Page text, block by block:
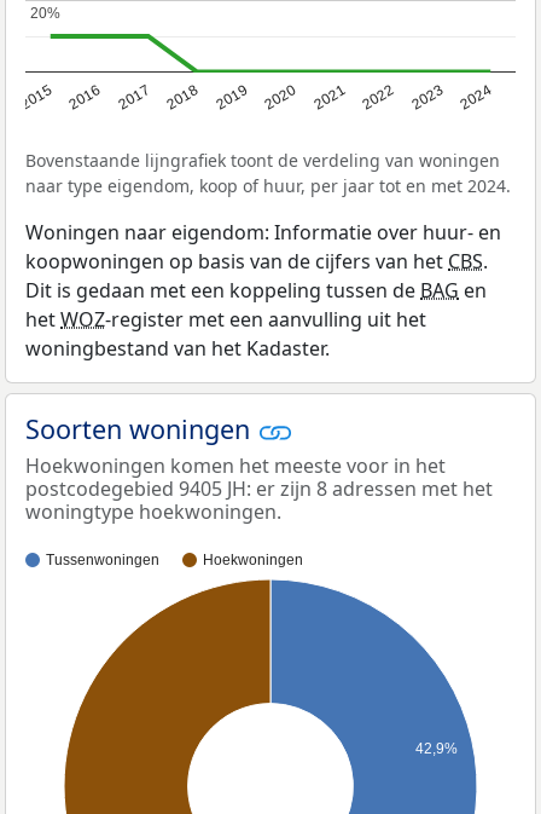
2015 2016 2017 2018 2019 2020 2021 2022 2023 2024
20%
20%
Bovenstaande lijngrafiek toont de verdeling van woningen
naar type eigendom, koop of huur, per jaar tot en met 2024.
Woningen naar eigendom: Informatie over huur- en
koopwoningen op basis van de cijfers van het CBS.
Dit is gedaan met een koppeling tussen de BAG en
hetWOZ-register met een aanvulling uit het
woningbestand van het Kadaster.
Soorten woningen
Hoekwoningen komen het meeste voor in het
postcodegebied 9405 JH: er zijn 8 adressen met het
woningtype hoekwoningen.
Tussenwoningen Hoekwoningen
42,9%